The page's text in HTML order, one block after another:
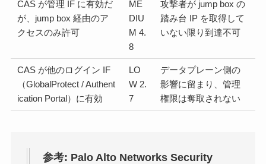
CAS が管理 IF に有効だ
が、jump box 経由のア
クセスのみ許可
ME
DIU
M 4.
8
攻撃者が jump box の
踏み台 IP を取得して
いない限り到達不可
CAS が他のログイン IF
（GlobalProtect / Authent
ication Portal）に有効
LO
W 2.
7
データプレーン側の
影響に留まり、管理
権限は奪取されない
参考: Palo Alto Networks Security